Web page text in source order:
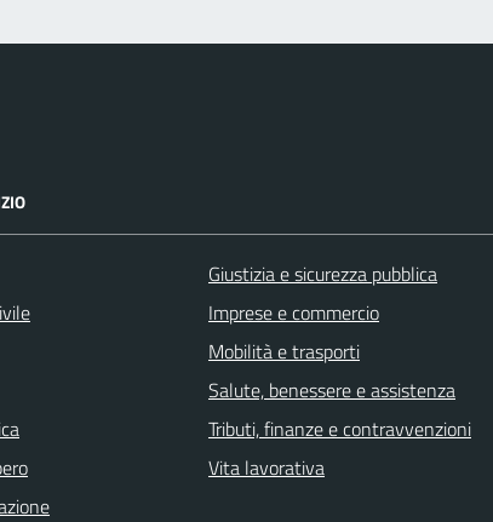
Giustizia e sicurezza pubblica
Imprese e commercio
Mobilità e trasporti
Salute, benessere e assistenza
Tributi, finanze e contravvenzioni
Vita lavorativa